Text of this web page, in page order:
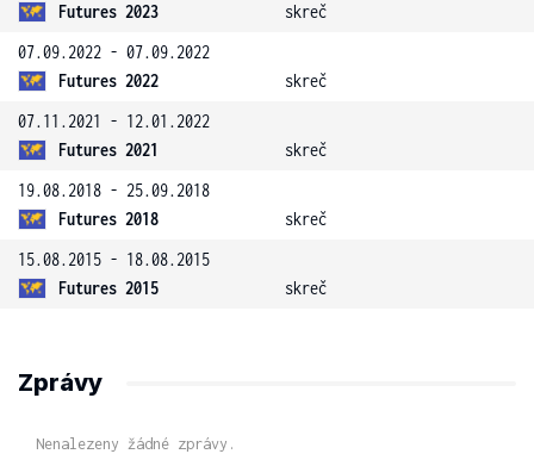
Futures 2023
skreč
07.09.2022 - 07.09.2022
Futures 2022
skreč
07.11.2021 - 12.01.2022
Futures 2021
skreč
19.08.2018 - 25.09.2018
Futures 2018
skreč
15.08.2015 - 18.08.2015
Futures 2015
skreč
Zprávy
Nenalezeny žádné zprávy.